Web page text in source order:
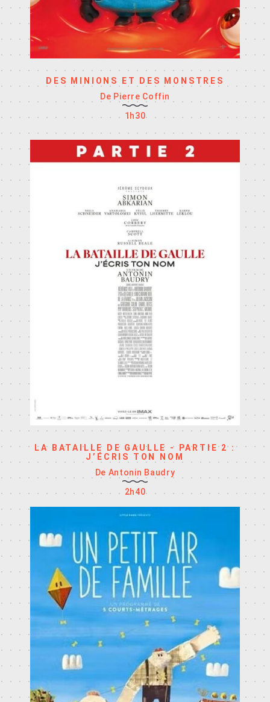
DES MINIONS ET DES MONSTRES
De Pierre Coffin
1h30
LA BATAILLE DE GAULLE - PARTIE 2 :
J’ÉCRIS TON NOM
De Antonin Baudry
2h40